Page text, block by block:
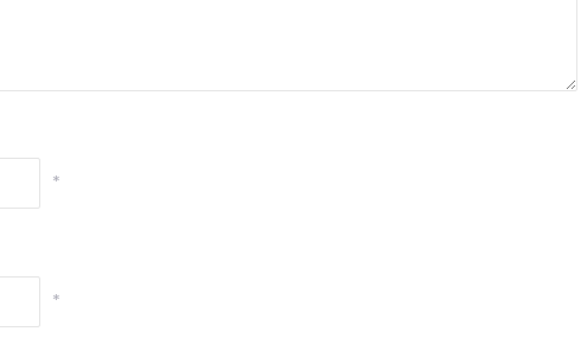
*
*